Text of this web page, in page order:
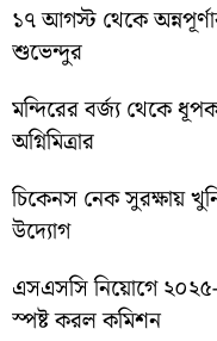
১৭ আগস্ট থেকে অন্নপূর্ণার
শুভেন্দুর
মন্দিরের বর্জ্য থেকে
অগ্নিমিত্রার
চিকেনস নেক সুরক্ষায়
উদ্যোগ
এসএসসি নিয়োগে ২০২৫-
স্পষ্ট করল কমিশন